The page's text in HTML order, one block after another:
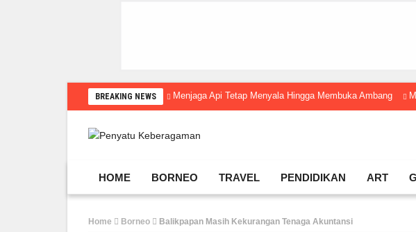
BREAKING NEWS Menjaga Api Tetap Menyala Hingga Membuka Ambang
HOME BORNEO TRAVEL PENDIDIKAN ART
Home Borneo Balikpapan Masih Kekurangan Tenaga Akuntansi